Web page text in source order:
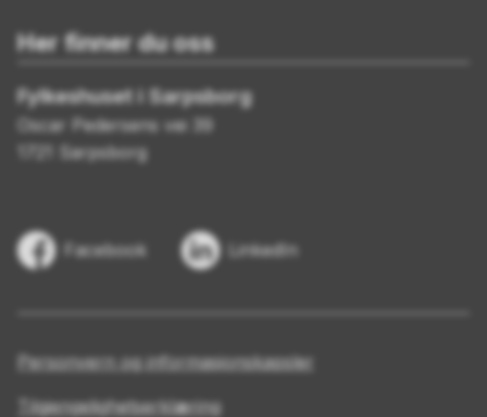
Her finner du oss
Fylkeshuset i Sarpsborg
Oscar Pedersens vei 39
1721 Sarpsborg
Facebook LinkedIn
Personvern og informasjonskapsler
Tilgjengelighetserklæring